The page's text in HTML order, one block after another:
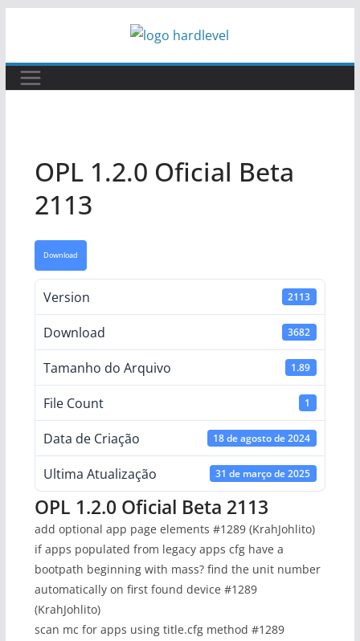
o
conteúdo
OPL 1.2.0 Oficial Beta
2113
Download
Version 2113
Download 3682
Tamanho do Arquivo 1.89
File Count 1
Data de Criação 18 de agosto de 2024
Ultima Atualização 31 de março de 2025
OPL 1.2.0 Oficial Beta 2113
add optional app page elements #1289 (KrahJohlito)
if apps populated from legacy apps cfg have a
bootpath beginning with mass? find the unit number
automatically on first found device #1289
(KrahJohlito)
scan mc for apps using title.cfg method #1289